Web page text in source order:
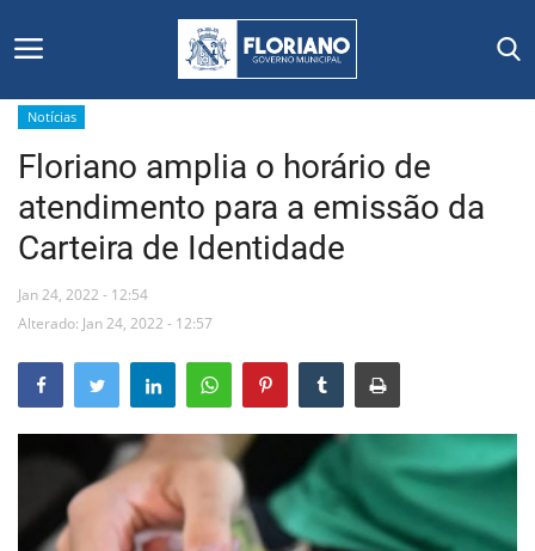
Início
Editais
Floriano
Mural de Licitações
Notícias
Vídeos
Notícias
Floriano amplia o horário de
atendimento para a emissão da
Carteira de Identidade
Jan 24, 2022 - 12:54
Alterado: Jan 24, 2022 - 12:57